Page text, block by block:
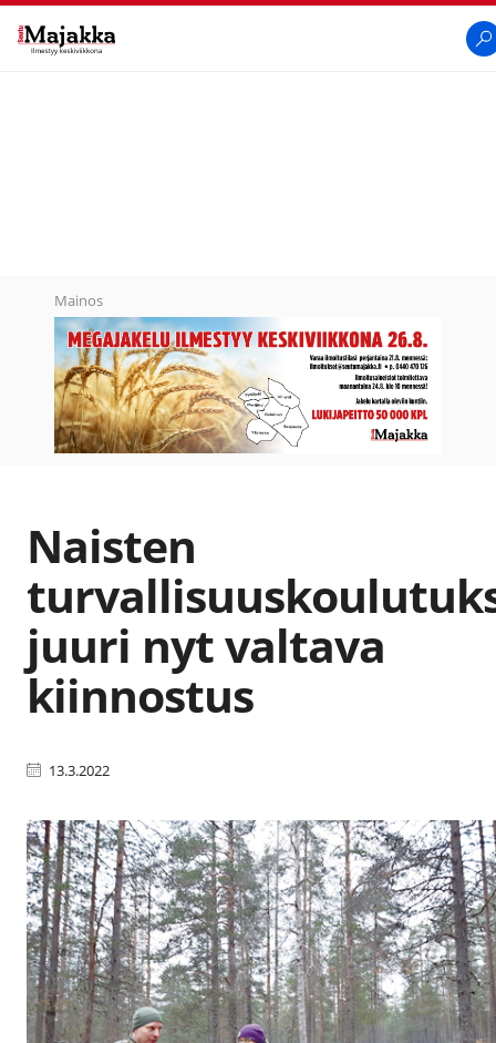
Mainos
Naisten
juuri nyt valtava
kiinnostus
13.3.2022